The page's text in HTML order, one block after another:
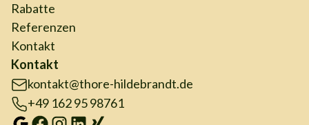
Rabatte
Referenzen
Kontakt
Kontakt
kontakt@thore-hildebrandt.de
+49 162 95 98761